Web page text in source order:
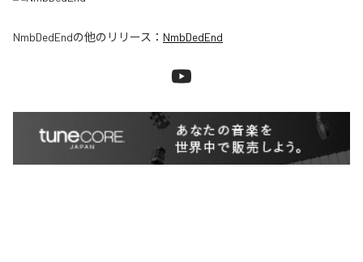
NmbDedEndの他のリリース： NmbDedEnd